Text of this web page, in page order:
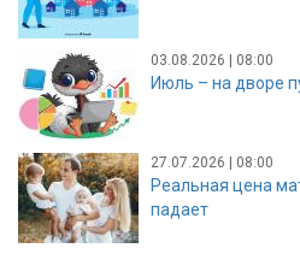
03.08.2026 | 08:00
Июль – на дворе
27.07.2026 | 08:00
Реальная цена
падает